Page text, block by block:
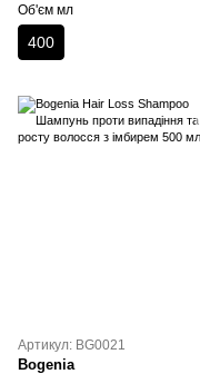
Об'єм мл
400
Артикул: BG0021
Bogenia